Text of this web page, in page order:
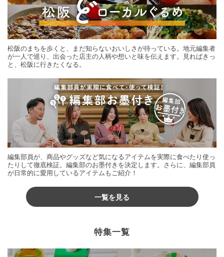
松阪のまちを歩くと、まだ知らないおいしさが待っている。地元編集者
が一人で巡り、出会った店主の人柄や想いと味を伝えます。見ればきっ
と、松阪に行きたくなる。
編集部員が、商品やグッズなど気になるアイテムを実際に食べたり使っ
たりして徹底検証。編集部のお墨付きを決定します。さらに、編集部員
が日常的に愛用しているアイテムもご紹介！
一覧を見る
特集一覧